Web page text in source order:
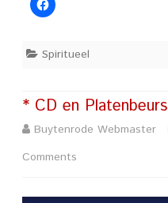
Spiritueel
* CD en
Buytenrode Webmaster
Comments